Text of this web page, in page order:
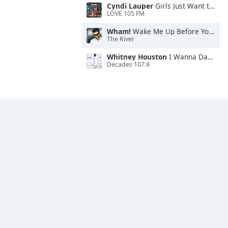
Cyndi Lauper Girls Just Want to Have Fun
LOVE 105 FM
Wham! Wake Me Up Before You Go-Go
The River
Whitney Houston I Wanna Dance With Somebody
Decades 107.9